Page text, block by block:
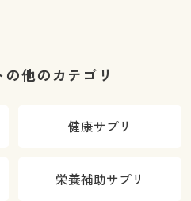
他のカテゴリ
健康サプリ
栄養補助サプリ